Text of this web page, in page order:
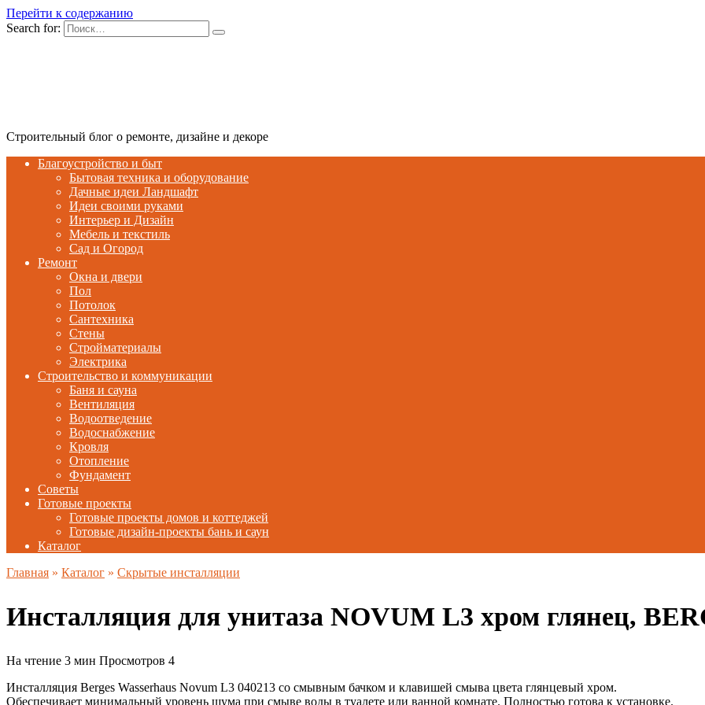
Перейти к содержанию
Search for:
Строительный блог о ремонте, дизайне и декоре
Благоустройство и быт
Бытовая техника и оборудование
Дачные идеи Ландшафт
Идеи своими руками
Интерьер и Дизайн
Мебель и текстиль
Сад и Огород
Ремонт
Окна и двери
Пол
Потолок
Сантехника
Стены
Стройматериалы
Электрика
Строительство и коммуникации
Баня и сауна
Вентиляция
Водоотведение
Водоснабжение
Кровля
Отопление
Фундамент
Советы
Готовые проекты
Готовые проекты домов и коттеджей
Готовые дизайн-проекты бань и саун
Каталог
Главная » Каталог » Скрытые инсталляции
Инсталляция для унитаза NOVUM L3 хром глянец,
На чтение 3 мин Просмотров 4
Инсталляция Berges Wasserhaus Novum L3 040213 со смывным бачком и клавишей смыва цвета глянцевый хром.
Обеспечивает минимальный уровень шума при смыве воды в туалете или ванной комнате. Полностью готова к установке.